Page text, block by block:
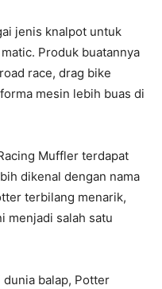
jenis knalpot untuk
Produk buatannya
race, drag bike
mesin lebih buas di
Muffler terdapat
dikenal dengan nama
terbilang menarik,
menjadi salah satu
balap, Potter